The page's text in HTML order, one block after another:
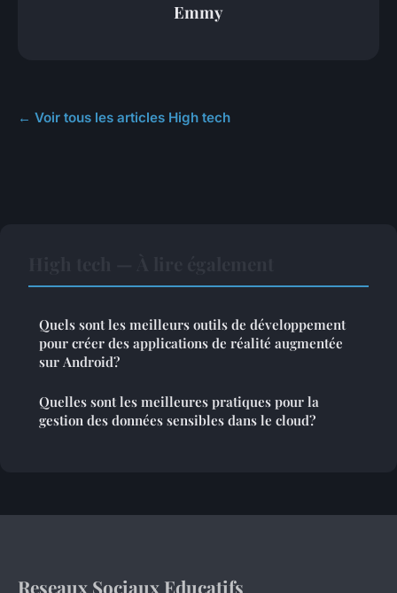
Emmy
← Voir tous les articles High tech
Quels sont les meilleurs outils de développement
pour créer des applications de réalité augmentée
sur Android?
Quelles sont les meilleures pratiques pour la
gestion des données sensibles dans le cloud?
Reseaux Sociaux Educatifs